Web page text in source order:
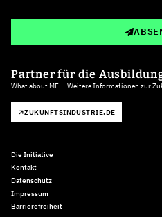
Partner für die
What about ME — Weitere Informationen zur
ZUKUNFTSINDUSTRIE.DE
Die Initiative
Kontakt
Datenschutz
Impressum
Barrierefreiheit